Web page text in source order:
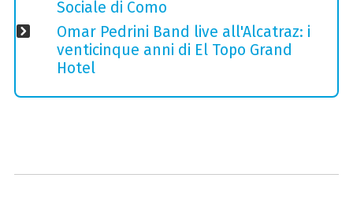
Sociale di Como
Omar Pedrini Band live all'Alcatraz: i
venticinque anni di El Topo Grand
Hotel